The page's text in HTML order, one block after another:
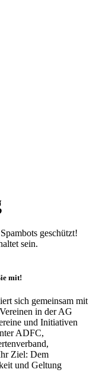
geschützt!
sein.
mit!
sich gemeinsam mit
in der AG
und Initiativen
ADFC,
Ziel: Dem
und Geltung